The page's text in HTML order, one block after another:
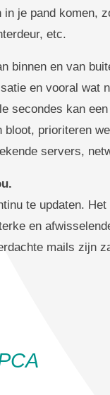
je pand komen,
etc.
binnen en van
en vooral wat
secondes kan
prioriteren
servers,
te updaten.
en
mails zijn